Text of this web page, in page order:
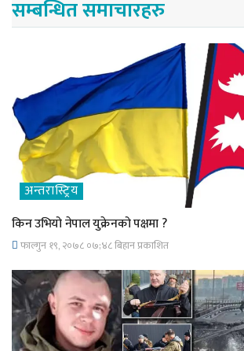
सम्बन्धित समाचारहरु
अन्तरास्ट्रिय
किन उभियो नेपाल युक्रेनको पक्षमा ?
फाल्गुन १९, २०७८ ०७;४८ बिहान प्रकाशित